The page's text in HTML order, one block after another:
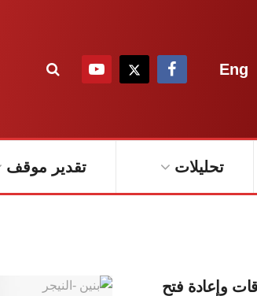
Eng
تحليلات تقدير موقف
وإعادة فتح